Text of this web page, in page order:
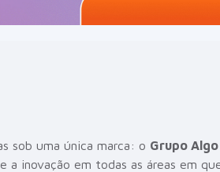
sob uma única marca: o Grupo Algo
a inovação em todas as áreas em